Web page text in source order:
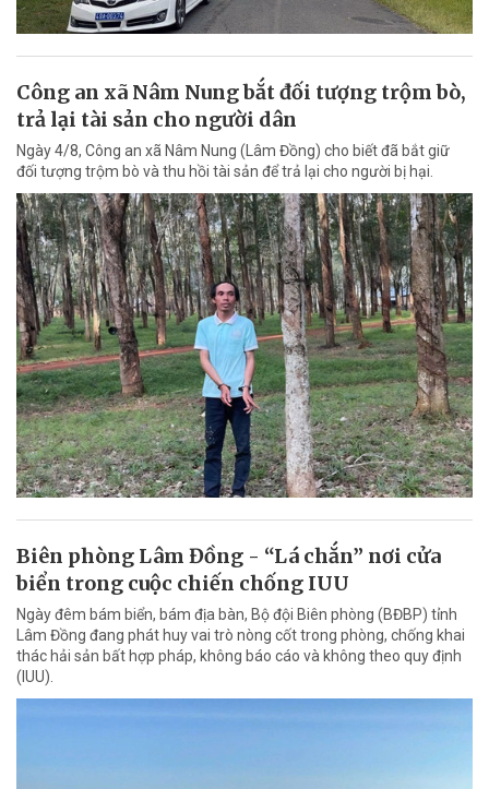
Công an xã Nâm Nung bắt đối tượng trộm bò,
trả lại tài sản cho người dân
Ngày 4/8, Công an xã Nâm Nung (Lâm Đồng) cho biết đã bắt giữ
đối tượng trộm bò và thu hồi tài sản để trả lại cho người bị hại.
Biên phòng Lâm Đồng - “Lá chắn” nơi cửa
biển trong cuộc chiến chống IUU
Ngày đêm bám biển, bám địa bàn, Bộ đội Biên phòng (BĐBP) tỉnh
Lâm Đồng đang phát huy vai trò nòng cốt trong phòng, chống khai
thác hải sản bất hợp pháp, không báo cáo và không theo quy định
(IUU).